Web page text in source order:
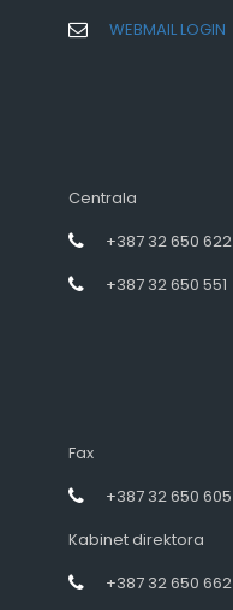
WEBMAIL LOGIN
Centrala
+387 32 650 622
+387 32 650 551
Fax
+387 32 650 605
Kabinet direktora
+387 32 650 662